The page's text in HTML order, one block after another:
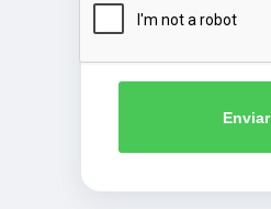
Enviar